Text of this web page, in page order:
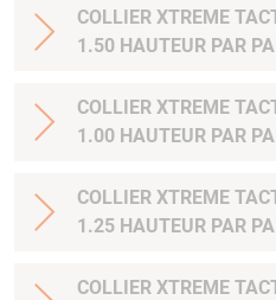
COLLIER XTREME
1.50 HAUTEUR PAR
COLLIER XTREME
1.00 HAUTEUR PAR
COLLIER XTREME
1.25 HAUTEUR PAR
COLLIER XTREME